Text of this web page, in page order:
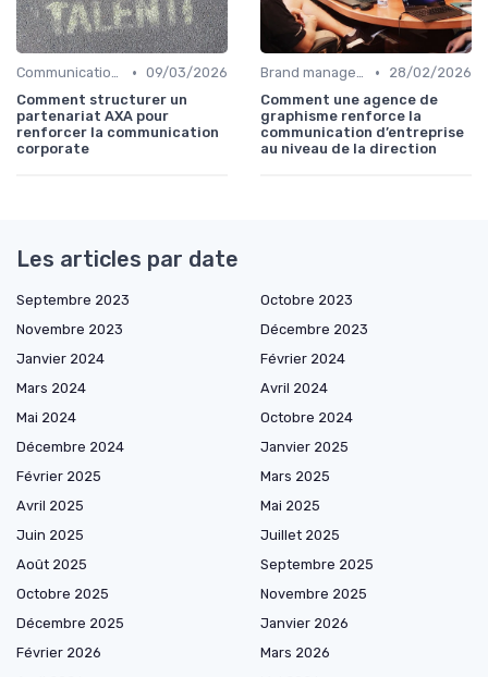
Communication corporate • 09/03/2026
Comment structurer un
partenariat AXA pour
renforcer la communication
corporate
Brand management & branding •
28/02/2026
Comment une agence de
graphisme renforce la
communication d’entreprise
au niveau de la direction
Les articles par date
Septembre 2023
Octobre 2023
Novembre 2023
Décembre 2023
Janvier 2024
Février 2024
Mars 2024
Avril 2024
Mai 2024
Octobre 2024
Décembre 2024
Janvier 2025
Février 2025
Mars 2025
Avril 2025
Mai 2025
Juin 2025
Juillet 2025
Août 2025
Septembre 2025
Octobre 2025
Novembre 2025
Décembre 2025
Janvier 2026
Février 2026
Mars 2026